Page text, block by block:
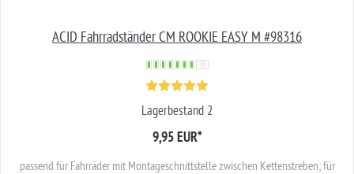
ACID Fahrradständer CM ROOKIE EASY M #98316
Lagerbestand 2
9,95 EUR*
passend für Fahrräder mit Montageschnittstelle zwischen Kettenstreben; für